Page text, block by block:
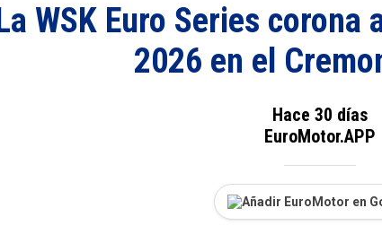
La WSK Euro Series corona
2026 en el
Hace 30 días
EuroMotor.APP
Añadir EuroMotor en